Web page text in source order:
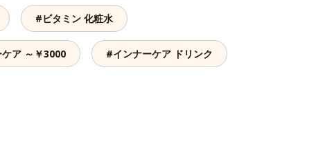
#ビタミン 化粧水
ア ～￥3000 #インナーケア ドリンク